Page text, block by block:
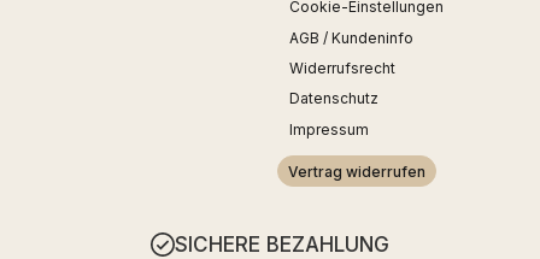
Cookie-Einstellungen
AGB / Kundeninfo
Widerrufsrecht
Datenschutz
Impressum
Vertrag widerrufen
SICHERE BEZAHLUNG